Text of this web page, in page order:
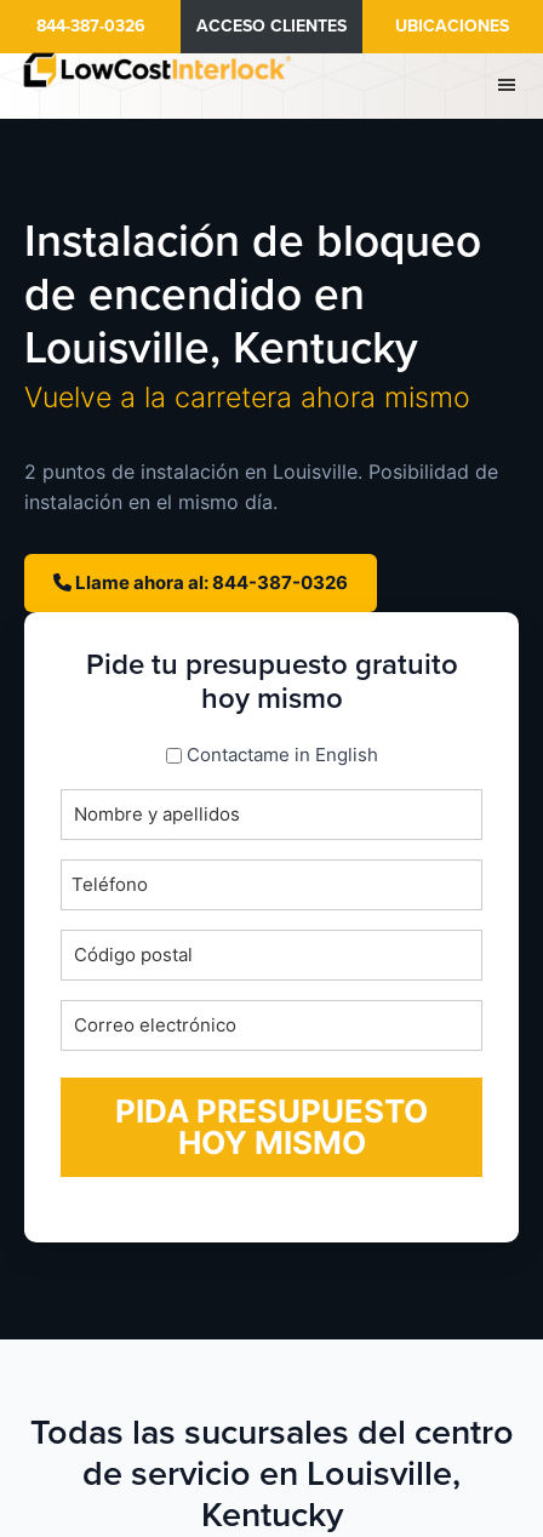
contenido
844-387-0326 ACCESO CLIENTES UBICACIONES
Instalación de bloqueo
de encendido en
Louisville, Kentucky
Vuelve a la carretera ahora mismo
2 puntos de instalación en Louisville. Posibilidad de
instalación en el mismo día.
Llame ahora al: 844-387-0326
Pide tu presupuesto gratuito
hoy mismo
espanol_espanolContactame in English
Nombre
completo
*Teléfono
Código
postal
*Correo
electrónico
*
Todas las sucursales del centro
de servicio en Louisville,
Kentucky